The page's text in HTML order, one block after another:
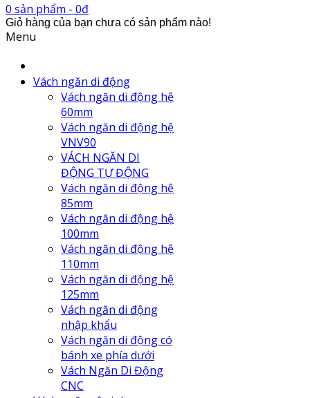
0 sản phẩm - 0đ
Giỏ hàng của bạn chưa có sản phẩm nào!
Menu
Vách ngăn di động
Vách ngăn di động hệ
60mm
Vách ngăn di động hệ
VNV90
VÁCH NGĂN DI
ĐỘNG TỰ ĐỘNG
Vách ngăn di động hệ
85mm
Vách ngăn di động hệ
100mm
Vách ngăn di động hệ
110mm
Vách ngăn di động hệ
125mm
Vách ngăn di động
nhập khẩu
Vách ngăn di động có
bánh xe phía dưới
Vách Ngăn Di Động
CNC